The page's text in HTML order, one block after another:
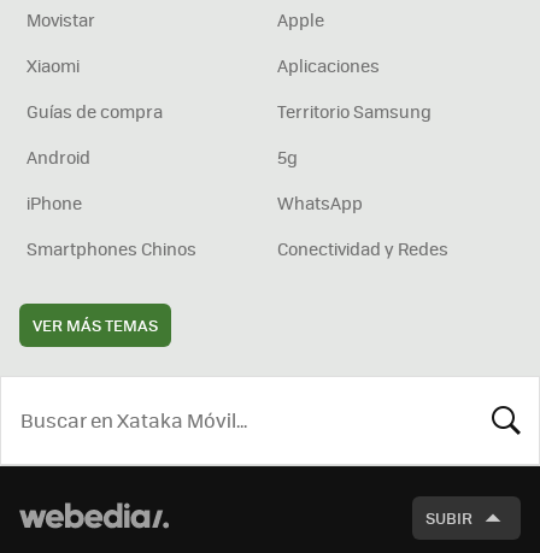
Movistar
Apple
Xiaomi
Aplicaciones
Guías de compra
Territorio Samsung
Android
5g
iPhone
WhatsApp
Smartphones Chinos
Conectividad y Redes
VER MÁS TEMAS
SUBIR